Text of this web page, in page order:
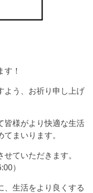
！
よう、お祈り申し上げ
皆様がより快適な生活
まいります。
ていただきます。
）
、生活をより良くする